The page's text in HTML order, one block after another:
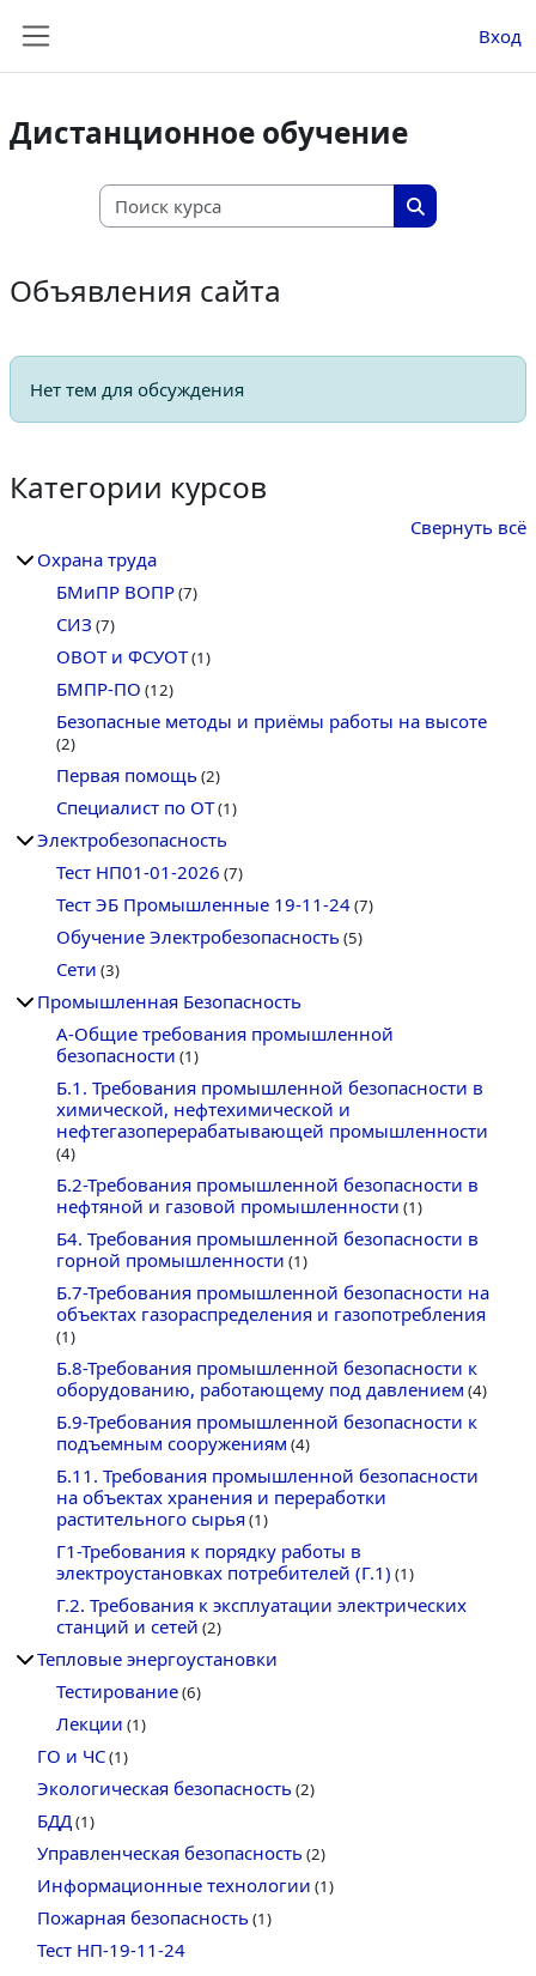
Вход
Дистанционное обучение
Поиск курса
Поиск курса
Объявления сайта
Нет тем для обсуждения
Категории курсов
Свернуть всё
Охрана труда
БМиПР ВОПР(7)
СИЗ (7)
ОВОТ и ФСУОТ(1)
БМПР-ПО (12)
Безопасные методы и приёмы работы на высоте
(2)
Первая помощь (2)
Специалист по ОТ(1)
Электробезопасность
Тест НП01-01-2026 (7)
Тест ЭБ Промышленные 19-11-24(7)
Обучение Электробезопасность (5)
Сети (3)
Промышленная Безопасность
А-Общие требования промышленной
безопасности (1)
Б.1. Требования промышленной безопасности в
химической, нефтехимической и
нефтегазоперерабатывающей промышленности
(4)
Б.2-Требования промышленной безопасности в
нефтяной и газовой промышленности (1)
Б4. Требования промышленной безопасности в
горной промышленности (1)
Б.7-Требования промышленной безопасности на
объектах газораспределения и газопотребления
(1)
Б.8-Требования промышленной безопасности к
оборудованию, работающему под давлением (4)
Б.9-Требования промышленной безопасности к
подъемным сооружениям (4)
Б.11. Требования промышленной безопасности
на объектах хранения и переработки
растительного сырья(1)
Г1-Требования к порядку работы в
электроустановках потребителей (Г.1) (1)
Г.2. Требования к эксплуатации электрических
станций и сетей (2)
Тепловые энергоустановки
Тестирование(6)
Лекции (1)
ГО и ЧС(1)
Экологическая безопасность (2)
БДД(1)
Управленческая безопасность (2)
Информационные технологии (1)
Пожарная безопасность (1)
Тест НП-19-11-24